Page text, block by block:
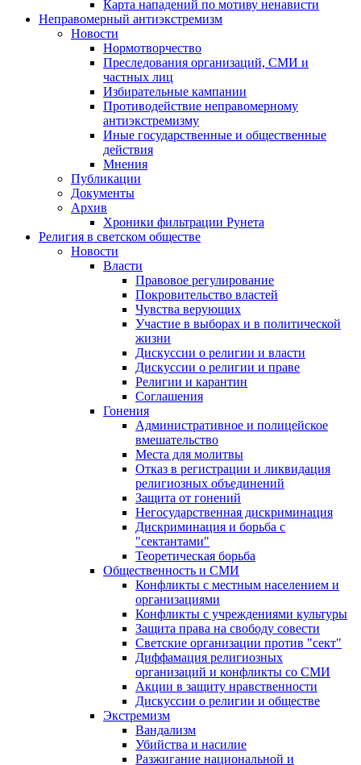
Карта нападений по мотиву ненависти
Неправомерный антиэкстремизм
Новости
Нормотворчество
Преследования организаций, СМИ и
частных лиц
Избирательные кампании
Противодействие неправомерному
антиэкстремизму
Иные государственные и общественные
действия
Мнения
Публикации
Документы
Архив
Хроники фильтрации Рунета
Религия в светском обществе
Новости
Власти
Правовое регулирование
Покровительство властей
Чувства верующих
Участие в выборах и в политической
жизни
Дискуссии о религии и власти
Дискуссии о религии и праве
Религии и карантин
Соглашения
Гонения
Административное и полицейское
вмешательство
Места для молитвы
Отказ в регистрации и ликвидация
религиозных объединений
Защита от гонений
Негосударственная дискриминация
Дискриминация и борьба с
"сектантами"
Теоретическая борьба
Общественность и СМИ
Конфликты с местным населением и
организациями
Конфликты с учреждениями культуры
Защита права на свободу совести
Светские организации против "сект"
Диффамация религиозных
организаций и конфликты со СМИ
Акции в защиту нравственности
Дискуссии о религии и обществе
Экстремизм
Вандализм
Убийства и насилие
Разжигание национальной и